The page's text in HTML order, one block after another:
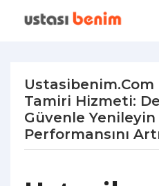
Ustasibenim.com
Tamiri Hizmeti:
Güvenle Yenileyin
Performansını